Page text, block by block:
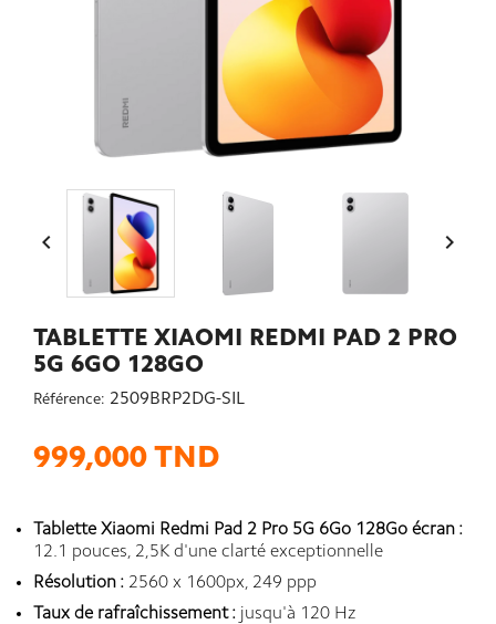
 
TABLETTE XIAOMI REDMI PAD 2 PRO
5G 6GO 128GO
Référence: 2509BRP2DG-SIL
999,000 TND
Tablette Xiaomi Redmi Pad 2 Pro 5G 6Go 128Go écran :
12.1 pouces, 2,5K d'une clarté exceptionnelle
Résolution : 2560 x 1600px, 249 ppp
Taux de rafraîchissement : jusqu'à 120 Hz